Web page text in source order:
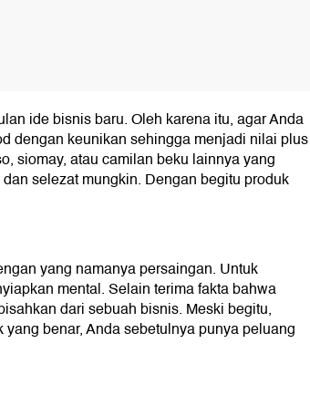
ide bisnis baru. Oleh karena itu, agar Anda
dengan keunikan sehingga menjadi nilai plus
siomay, atau camilan beku lainnya yang
selezat mungkin. Dengan begitu produk
yang namanya persaingan. Untuk
mental. Selain terima fakta bahwa
dari sebuah bisnis. Meski begitu,
benar, Anda sebetulnya punya peluang